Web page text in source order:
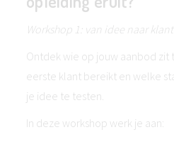
Workshop 1: van idee naar
Ontdek wie op jouw aanbod zit
eerste klant bereikt en welke
je idee te testen.
In deze workshop werk je aan: